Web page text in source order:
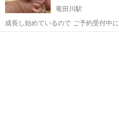
竜田川駅
成長し始めているので ご予約受付中になります！
なります☺️ 6/22 脱囊になります！！ お問い合わせお待ちしておりま